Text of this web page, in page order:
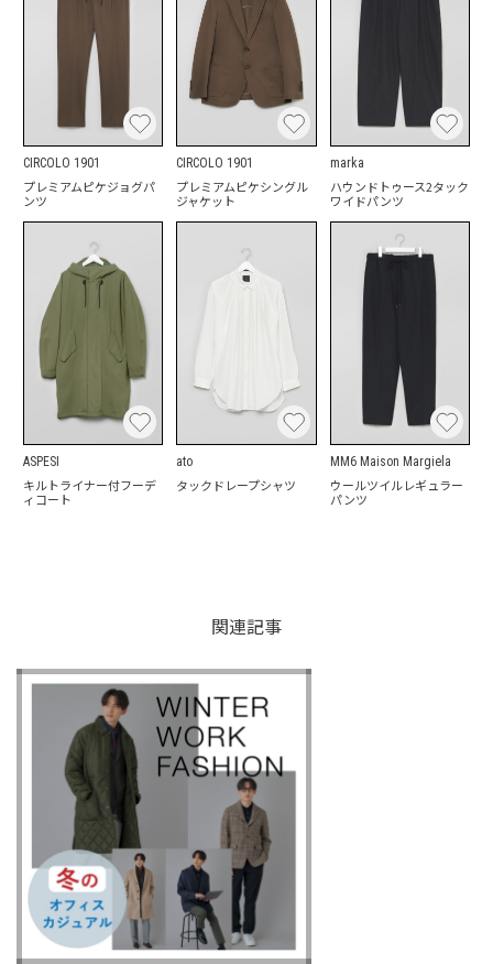
CIRCOLO 1901
プレミアムピケジョグパ
ンツ
CIRCOLO 1901
プレミアムピケシングル
ジャケット
marka
ハウンドトゥース2タック
ワイドパンツ
ASPESI
キルトライナー付フーデ
ィコート
ato
タックドレープシャツ
MM6 Maison Margiela
ウールツイルレギュラー
パンツ
関連記事